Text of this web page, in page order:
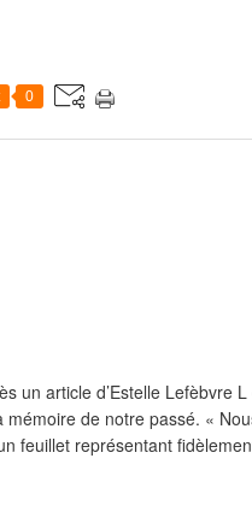
0
un article d’Estelle Lefèbvre
de notre passé. «
feuillet représentant